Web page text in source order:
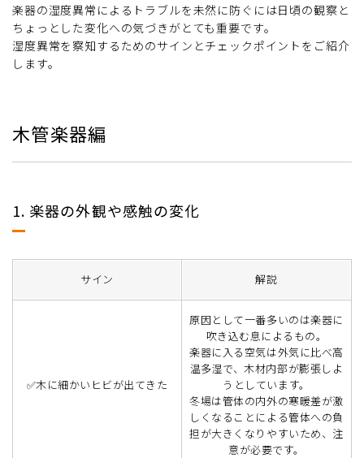
楽器の湿度異常によるトラブルを未然に防ぐには日頃の観察と
ちょっとした変化への気づきがとても重要です。
湿度異常を察知するためのサインとチェックポイントをご紹介
します。
木管楽器編
1. 楽器の外観や感触の変化
サイン 解説
✅木に細かいヒビが出てきた
原因として一番多いのは楽器に
吹き込む息によるもの。
楽器に入る空気は外気に比べ高
温多湿で、木材内部が膨張しよ
うとしています。
冬場は管体の内外の寒暖差が激
しくなることによる管体への負
担が大きくなりやすいため、注
意が必要です。